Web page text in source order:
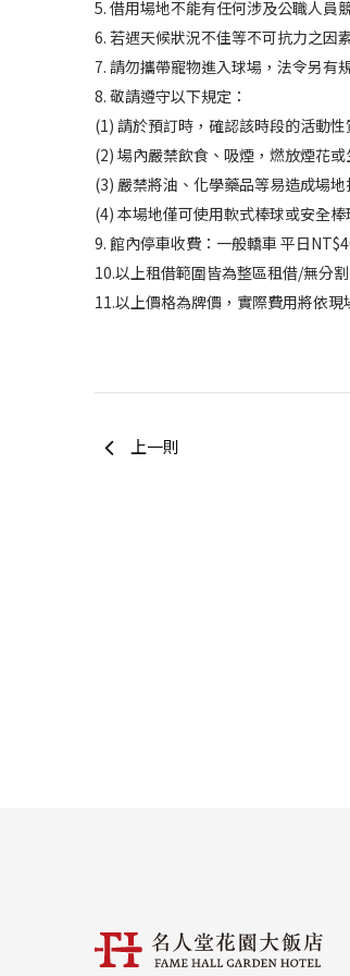
5. 借用場地不能有任何涉及公職人員
6. 若遇天候狀況不佳等不可抗力之因
7. 請勿攜帶寵物進入球場，法令另有
8. 敬請遵守以下規定：
(1) 請於預訂時，確認該時段的活動
(2) 場內嚴禁飲食、吸煙，燃放煙花
(3) 嚴禁將油、化學藥品等易造成場地
(4) 本場地僅可使用軟式棒球或安全
9. 館內停車收費：一般轎車 平日
10.以上租借範圍皆為整區租借/無分割
11.以上價格為牌價，實際費用將依
上一則